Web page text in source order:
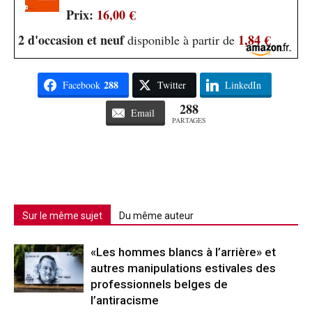
Prix: 16,00 €
2 d'occasion et neufdisponible à partir de 1,84 €
Facebook 288 Twitter LinkedIn
Email 288
PARTAGES
Sur le même sujet Du même auteur
«Les hommes blancs à l’arrière» et
autres manipulations estivales des
professionnels belges de
l’antiracisme